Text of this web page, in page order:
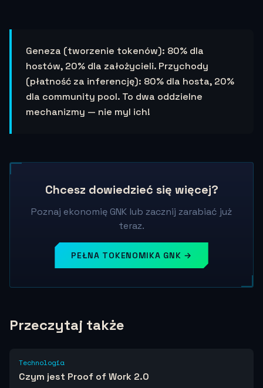
Geneza (tworzenie tokenów): 80% dla
hostów, 20% dla założycieli. Przychody
(płatność za inferencję): 80% dla hosta, 20%
dla community pool. To dwa oddzielne
mechanizmy — nie myl ich!
Chcesz dowiedzieć się więcej?
Poznaj ekonomię GNK lub zacznij zarabiać już
teraz.
PEŁNA TOKENOMIKA GNK →
Przeczytaj także
Technologia
Czym jest Proof of Work 2.0